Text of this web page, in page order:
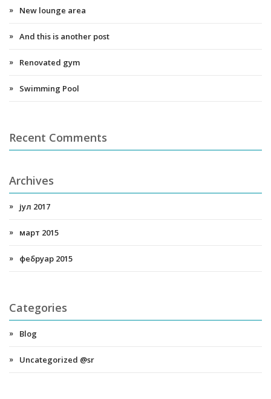
New lounge area
And this is another post
Renovated gym
Swimming Pool
Recent Comments
Archives
јул 2017
март 2015
фебруар 2015
Categories
Blog
Uncategorized @sr